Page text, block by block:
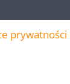
prywatności